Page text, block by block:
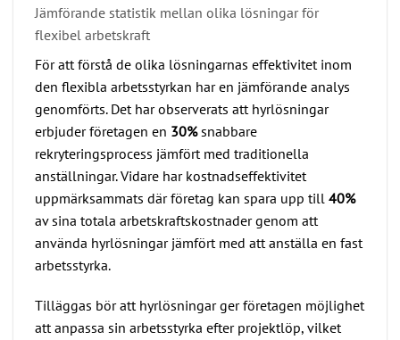
Jämförande statistik mellan olika lösningar för
flexibel arbetskraft
För att förstå de olika lösningarnas effektivitet inom
den flexibla arbetsstyrkan har en jämförande analys
genomförts. Det har observerats att hyrlösningar
erbjuder företagen en 30%snabbare
rekryteringsprocess jämfört med traditionella
anställningar. Vidare har kostnadseffektivitet
uppmärksammats där företag kan spara upp till 40%
av sina totala arbetskraftskostnader genom att
använda hyrlösningar jämfört med att anställa en fast
arbetsstyrka.
Tilläggas bör att hyrlösningar ger företagen möjlighet
att anpassa sin arbetsstyrka efter projektlöp, vilket